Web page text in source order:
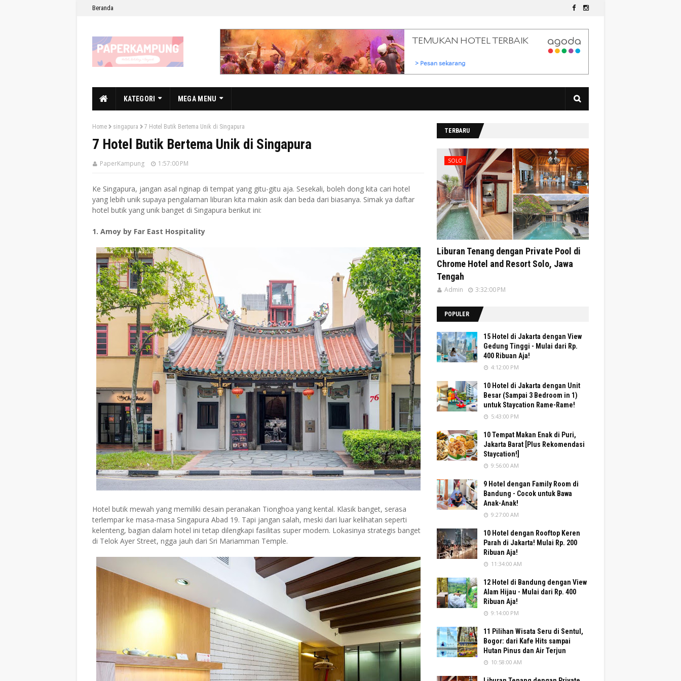
Beranda
KATEGORI MEGA MENU
Home singapura 7 Hotel Butik Bertema Unik di Singapura
7 Hotel Butik Bertema Unik di Singapura
PaperKampung 1:57:00 PM
Ke Singapura, jangan asal nginap di tempat yang gitu-gitu aja. Sesekali, boleh dong kita cari hotel
yang lebih unik supaya pengalaman liburan kita makin asik dan beda dari biasanya. Simak ya daftar
hotel butik yang unik banget di Singapura berikut ini:
1. Amoy by Far East Hospitality
Hotel butik mewah yang memiliki desain peranakan Tionghoa yang kental. Klasik banget, serasa
terlempar ke masa-masa Singapura Abad 19. Tapi jangan salah, meski dari luar kelihatan seperti
kelenteng, bagian dalam hotel ini tetap dilengkapi fasilitas super modern. Lokasinya strategis banget
di Telok Ayer Street, ngga jauh dari Sri Mariamman Temple.
TERBARU
SOLO
Liburan Tenang dengan Private Pool di
Chrome Hotel and Resort Solo, Jawa
Tengah
Admin 3:32:00 PM
POPULER
15 Hotel di Jakarta dengan View
Gedung Tinggi - Mulai dari Rp.
400 Ribuan Aja!
4:12:00 PM
10 Hotel di Jakarta dengan Unit
Besar (Sampai 3 Bedroom in 1)
untuk Staycation Rame-Rame!
5:43:00 PM
10 Tempat Makan Enak di Puri,
Jakarta Barat [Plus Rekomendasi
Staycation!]
9:56:00 AM
9 Hotel dengan Family Room di
Bandung - Cocok untuk Bawa
Anak-Anak!
9:27:00 AM
10 Hotel dengan Rooftop Keren
Parah di Jakarta! Mulai Rp. 200
Ribuan Aja!
11:34:00 AM
12 Hotel di Bandung dengan View
Alam Hijau - Mulai dari Rp. 400
Ribuan Aja!
9:14:00 PM
11 Pilihan Wisata Seru di Sentul,
Bogor: dari Kafe Hits sampai
Hutan Pinus dan Air Terjun
10:58:00 AM